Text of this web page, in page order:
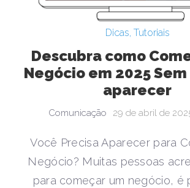
Dicas, Tutoriais
Descubra como
Negócio em 2025
aparecer
Comunicação 29 de abril de
Você Precisa Aparecer para
Negócio? Muitas pessoas
para começar um negócio, é